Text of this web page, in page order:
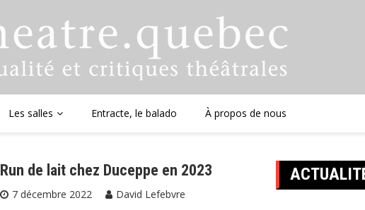
Les salles Entracte, le balado À propos de nous
Run de lait chez Duceppe en 2023
7 décembre 2022
David Lefebvre